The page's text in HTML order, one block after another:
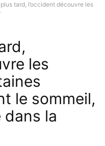
tard, l’occident découvre les
les
le sommeil,
dans la